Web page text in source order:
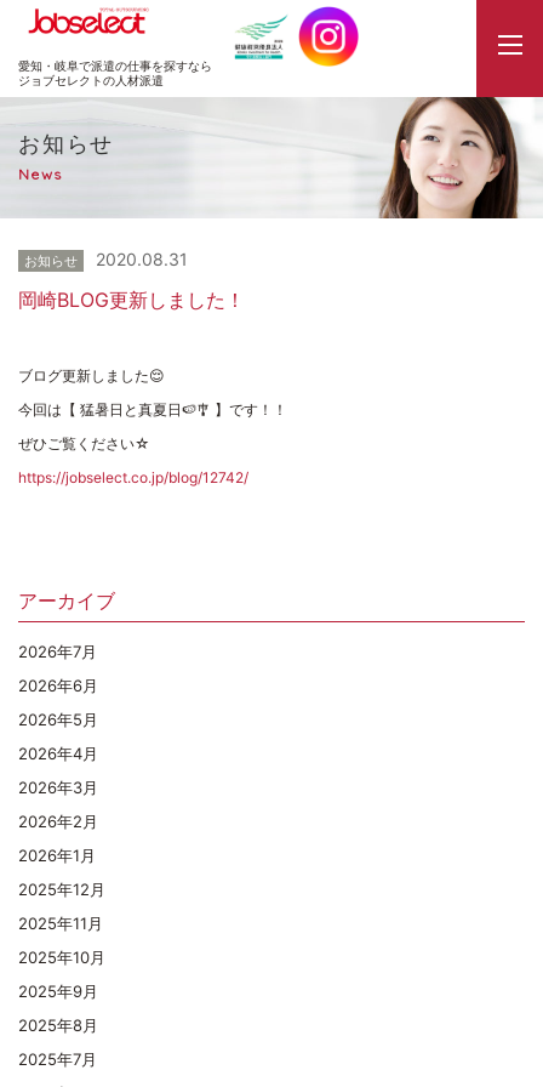
JobSelect
愛知・岐阜で派遣の仕事を探すなら
ジョブセレクトの人材派遣
お知らせ
News
お知らせ 2020.08.31
岡崎BLOG更新しました！
ブログ更新しました😌
今回は【 猛暑日と真夏日🍉🎐 】です！！
ぜひご覧ください☆
https://jobselect.co.jp/blog/12742/
アーカイブ
2026年7月
2026年6月
2026年5月
2026年4月
2026年3月
2026年2月
2026年1月
2025年12月
2025年11月
2025年10月
2025年9月
2025年8月
2025年7月